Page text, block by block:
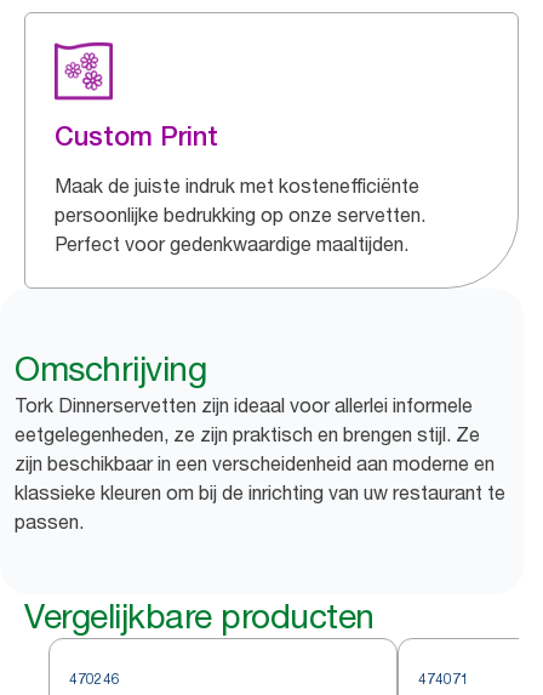
Custom Print
Maak de juiste indruk met kostenefficiënte
persoonlijke bedrukking op onze servetten.
Perfect voor gedenkwaardige maaltijden.
Omschrijving
Tork Dinnerservetten zijn ideaal voor allerlei informele
eetgelegenheden, ze zijn praktisch en brengen stijl. Ze
zijn beschikbaar in een verscheidenheid aan moderne en
klassieke kleuren om bij de inrichting van uw restaurant te
passen.
Vergelijkbare producten
470246 474071